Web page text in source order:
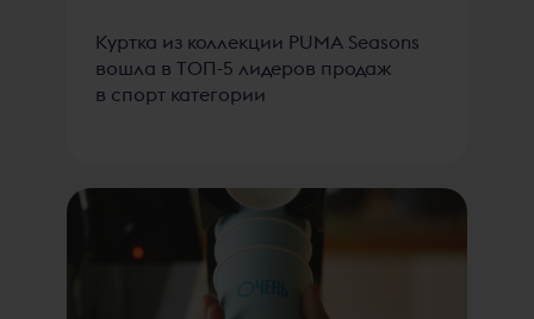
Куртка из коллекции PUMA Seasons
вошла в ТОП-5 лидеров продаж
в спорт категории